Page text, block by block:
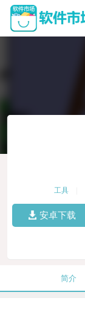
工具
安卓下载
简介